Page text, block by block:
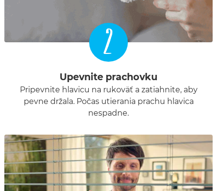
2
Upevnite prachovku
Pripevnite hlavicu na rukoväť a zatiahnite, aby
pevne držala. Počas utierania prachu hlavica
nespadne.